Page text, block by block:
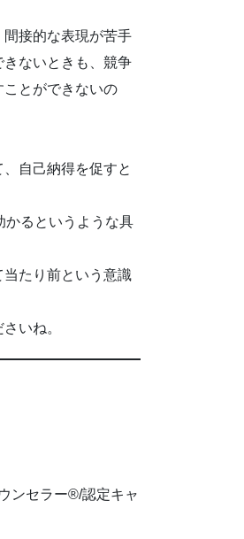
接的な表現が苦手
ないときも、競争
とができないの
自己納得を促すと
かるというような具
たり前という意識
いね。
ンセラー®/認定キャ